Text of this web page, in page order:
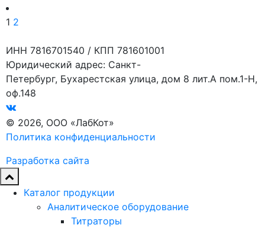
1 2
ИНН 7816701540 / КПП 781601001
Юридический адрес: Санкт-
Петербург, Бухарестская улица, дом 8 лит.А пом.1-Н,
оф.148
© 2026, ООО «ЛабКот»
Политика конфиденциальности
Разработка сайта
Каталог продукции
Аналитическое оборудование
Титраторы